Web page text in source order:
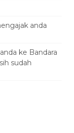
anda
ke Bandara
sudah